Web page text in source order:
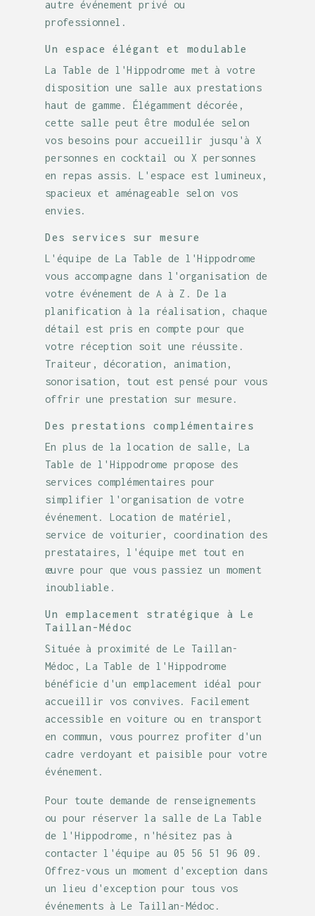
autre événement privé ou
professionnel.
Un espace élégant et modulable
La Table de l'Hippodrome met à votre
disposition une salle aux prestations
haut de gamme. Élégamment décorée,
cette salle peut être modulée selon
vos besoins pour accueillir jusqu'à X
personnes en cocktail ou X personnes
en repas assis. L'espace est lumineux,
spacieux et aménageable selon vos
envies.
Des services sur mesure
L'équipe de La Table de l'Hippodrome
vous accompagne dans l'organisation de
votre événement de A à Z. De la
planification à la réalisation, chaque
détail est pris en compte pour que
votre réception soit une réussite.
Traiteur, décoration, animation,
sonorisation, tout est pensé pour vous
offrir une prestation sur mesure.
Des prestations complémentaires
En plus de la location de salle, La
Table de l'Hippodrome propose des
services complémentaires pour
simplifier l'organisation de votre
événement. Location de matériel,
service de voiturier, coordination des
prestataires, l'équipe met tout en
œuvre pour que vous passiez un moment
inoubliable.
Un emplacement stratégique à Le
Taillan-Médoc
Située à proximité de Le Taillan-
Médoc, La Table de l'Hippodrome
bénéficie d'un emplacement idéal pour
accueillir vos convives. Facilement
accessible en voiture ou en transport
en commun, vous pourrez profiter d'un
cadre verdoyant et paisible pour votre
événement.
Pour toute demande de renseignements
ou pour réserver la salle de La Table
de l'Hippodrome, n'hésitez pas à
contacter l'équipe au 05 56 51 96 09.
Offrez-vous un moment d'exception dans
un lieu d'exception pour tous vos
événements à Le Taillan-Médoc.